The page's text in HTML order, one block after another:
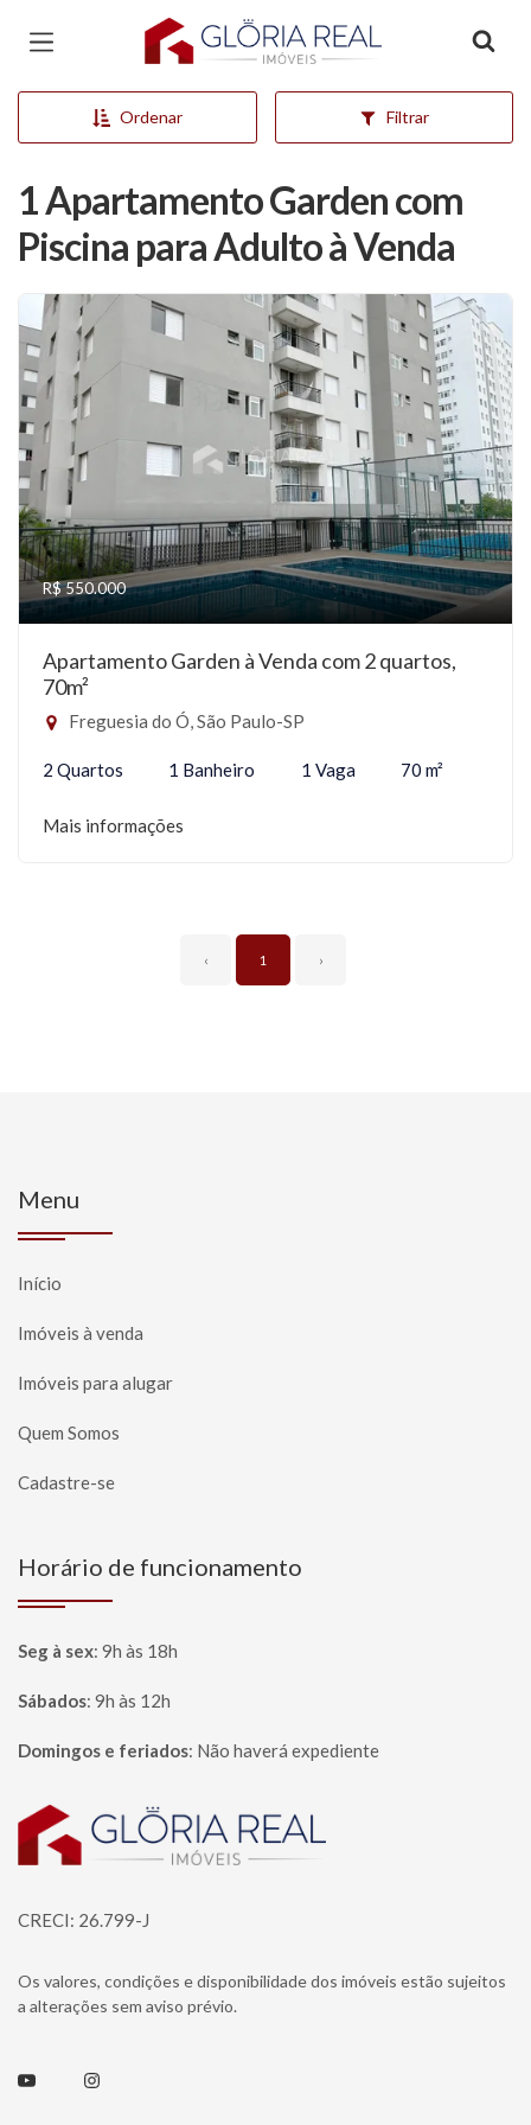
Página inicial
Ordenar Filtrar
1 Apartamento Garden com
Piscina para Adulto à Venda
R$ 550.000
Apartamento Garden à Venda com 2 quartos,
70m²
Freguesia do Ó, São Paulo-SP
2 Quartos 1 Banheiro 1 Vaga 70 m²
Mais informações
‹ 1 ›
Menu
Início
Imóveis à venda
Imóveis para alugar
Quem Somos
Cadastre-se
Horário de funcionamento
Seg à sex: 9h às 18h
Sábados: 9h às 12h
Domingos e feriados: Não haverá expediente
Página inicial
CRECI: 26.799-J
Os valores, condições e disponibilidade dos imóveis estão sujeitos
a alterações sem aviso prévio.
Youtube Instagram